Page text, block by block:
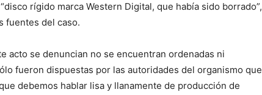
rígido marca Western Digital, que había sido borrado”,
fuentes del caso.
acto se denuncian no se encuentran ordenadas ni
fueron dispuestas por las autoridades del organismo que
debemos hablar lisa y llanamente de producción de